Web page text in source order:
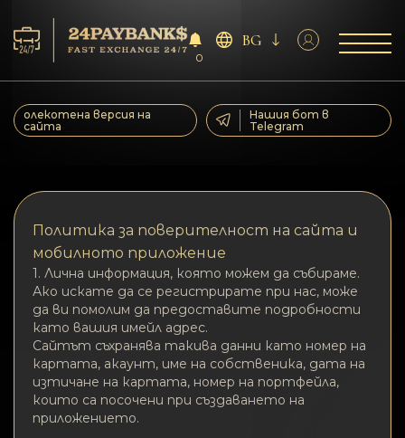
Услуга
Отзиви
Правила
AML/CFT
Поверителност
0
BG
олекотена версия на
сайта
Нашия бот в
Telegram
Политика за поверителност на сайта и
мобилното приложение
1. Лична информация, която можем да събираме.
Ако искате да се регистрирате при нас, може
да ви помолим да предоставите подробности
като вашия имейл адрес.
Сайтът съхранява такива данни като номер на
картата, акаунт, име на собственика, дата на
изтичане на картата, номер на портфейла,
които са посочени при създаването на
приложението.